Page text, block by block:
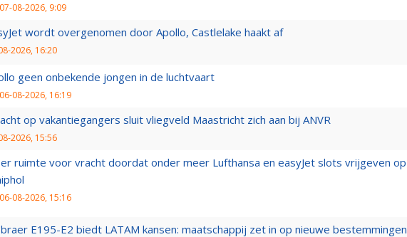
07-08-2026, 9:09
wordt overgenomen door Apollo, Castlelake haakt af
2026, 16:20
geen onbekende jongen in de luchtvaart
06-08-2026, 16:19
op vakantiegangers sluit vliegveld Maastricht zich aan bij ANVR
2026, 15:56
ruimte voor vracht doordat onder meer Lufthansa en easyJet slots vrijgeven op
06-08-2026, 15:16
E195-E2 biedt LATAM kansen: maatschappij zet in op nieuwe bestemmingen